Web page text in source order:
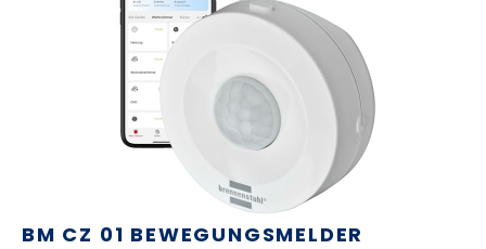
BM CZ 01 BEWEGUNGSMELDER